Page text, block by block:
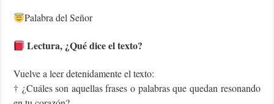
Palabra del Señor
Lectura, ¿Qué dice el texto?
Vuelve a leer detenidamente el texto:
† ¿Cuáles son aquellas frases o palabras que quedan resonando